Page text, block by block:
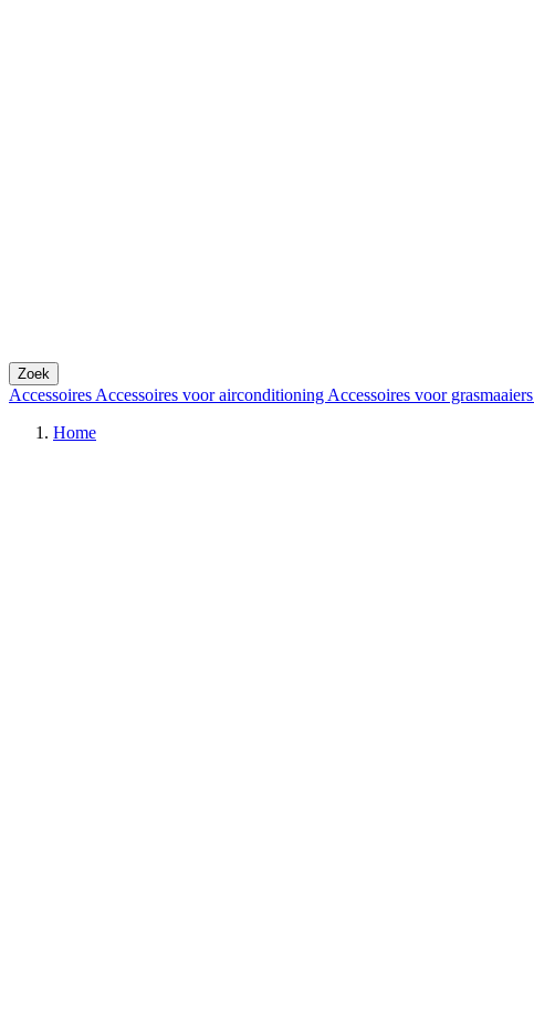
Zoek
Accessoires Accessoires voor airconditioning Accessoires voor grasmaaiers
Home